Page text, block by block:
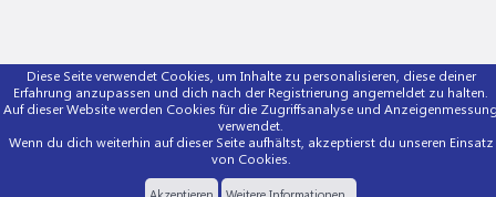
Diese Seite verwendet Cookies, um Inhalte zu personalisieren, diese deiner
Erfahrung anzupassen und dich nach der Registrierung angemeldet zu halten.
Auf dieser Website werden Cookies für die Zugriffsanalyse und
verwendet.
Wenn du dich weiterhin auf dieser Seite aufhältst, akzeptierst du unseren Einsatz
von Cookies.